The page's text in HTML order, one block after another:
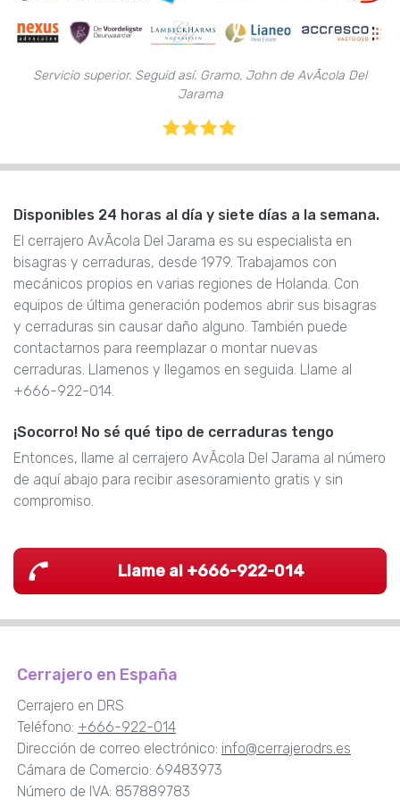
Servicio superior. Seguid así. Gramo. John de AvÃcola Del
Jarama
Disponibles 24 horas al día y siete días a la semana.
El cerrajero AvÃcola Del Jarama es su especialista en
bisagras y cerraduras, desde 1979. Trabajamos con
mecánicos propios en varias regiones de Holanda. Con
equipos de última generación podemos abrir sus bisagras
y cerraduras sin causar daño alguno. También puede
contactarnos para reemplazar o montar nuevas
cerraduras. Llamenos y llegamos en seguida. Llame al
+666-922-014.
¡Socorro! No sé qué tipo de cerraduras tengo
Entonces, llame al cerrajero AvÃcola Del Jarama al número
de aquí abajo para recibir asesoramiento gratis y sin
compromiso.
Llame al +666-922-014
Cerrajero en España
Cerrajero en DRS
Teléfono: +666-922-014
Dirección de correo electrónico: info@cerrajerodrs.es
Cámara de Comercio: 69483973
Número de IVA: 857889783